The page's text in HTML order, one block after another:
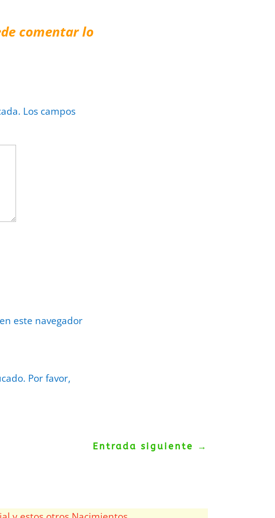
comentar lo
Los campos
este navegador
Por favor,
Entrada siguiente →